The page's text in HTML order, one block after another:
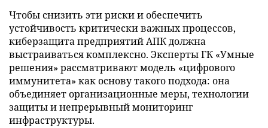
Чтобы снизить эти риски и обеспечить
устойчивость критически важных процессов,
киберзащита предприятий АПК должна
выстраиваться комплексно. Эксперты ГК «Умные
решения» рассматривают модель «цифрового
иммунитета» как основу такого подхода: она
объединяет организационные меры, технологии
защиты и непрерывный мониторинг
инфраструктуры.